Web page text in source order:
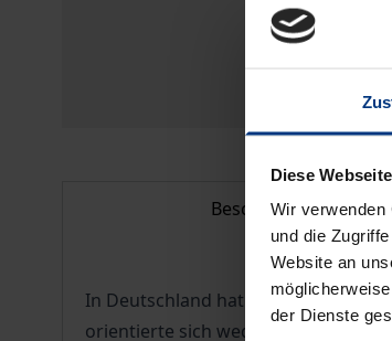
Diese
Wir verwenden
und die
Website an
der Dienste
Beschreibung
In Deutschland hat es eine
orientierte sich weder an der